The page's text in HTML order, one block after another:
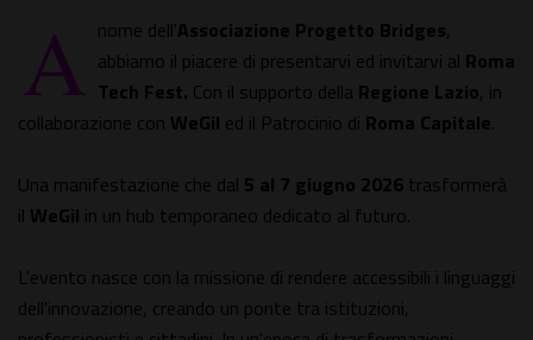
A nome dell'Associazione Progetto Bridges,
abbiamo il piacere di presentarvi ed invitarvi al Roma
Tech Fest. Con il supporto della Regione Lazio, in
collaborazione con WeGil ed il Patrocinio di Roma Capitale.
Una manifestazione che dal 5 al 7 giugno 2026 trasformerà
il WeGil in un hub temporaneo dedicato al futuro.
L'evento nasce con la missione di rendere accessibili i linguaggi
dell'innovazione, creando un ponte tra istituzioni,